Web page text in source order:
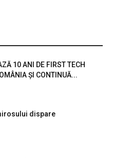
10 ANI DE FIRST TECH
ȘI CONTINUĂ...
dispare